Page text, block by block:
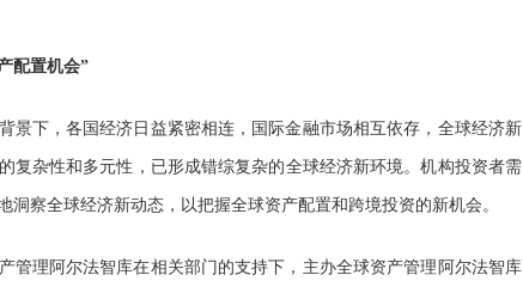
配置机会”
景下，各国经济日益紧密相连，国际金融市场相互依存，全球经济新
复杂性和多元性，已形成错综复杂的全球经济新环境。机构投资者需
洞察全球经济新动态，以把握全球资产配置和跨境投资的新机会。
管理阿尔法智库在相关部门的支持下，主办全球资产管理阿尔法智库